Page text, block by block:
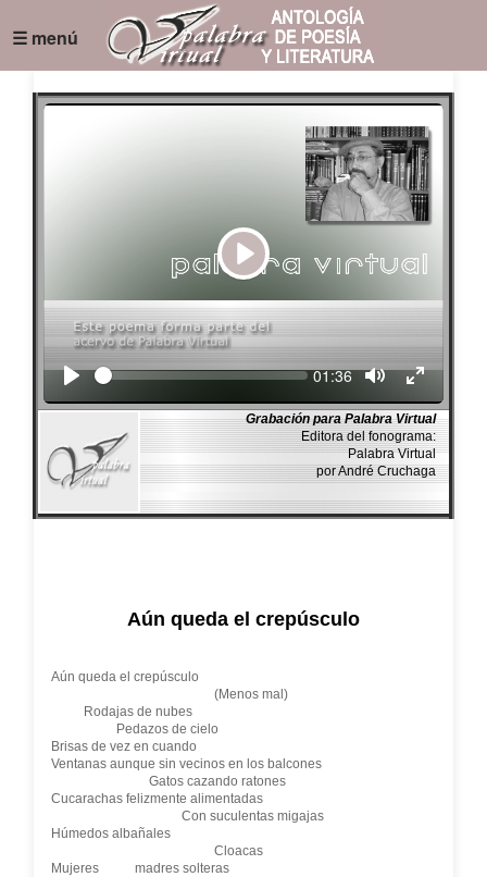
☰ menú
Play
Seek Current
01:36
Grabación para Palabra Virtual
Editora del fonograma:
Palabra Virtual
por André Cruchaga
Aún queda el crepúsculo
Aún queda el crepúsculo
(Menos mal)
Rodajas de nubes
Pedazos de cielo
Brisas de vez en cuando
Ventanas aunque sin vecinos en los balcones
Gatos cazando ratones
Cucarachas felizmente alimentadas
Con suculentas migajas
Húmedos albañales
Cloacas
Mujeres madres solteras